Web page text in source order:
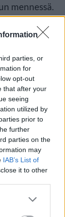
parties, or
for
opt-out
that after your
seeing
utilized by
prior to
further
parties on the
may
IAB’s List of
it to other
mennessä.
Kuoli
itse
Jet
1 -